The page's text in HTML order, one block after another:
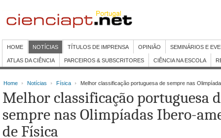
HOME NOTÍCIAS TÍTULOS DE IMPRENSA OPINIÃO SEMINÁRIOS E
ATLAS DA CIÊNCIA PARCEIROS & SUBSCRITORES CIÊNCIA NA ESCOLA
Home Notícias Física Melhor classificação portuguesa de sempre nas
Melhor classificação portuguesa
sempre nas Olimpíadas Ibero-
de Física